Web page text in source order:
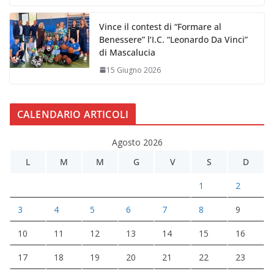
Vince il contest di “Formare al
Benessere” l’I.C. “Leonardo Da Vinci”
di Mascalucia
15 Giugno 2026
CALENDARIO ARTICOLI
Agosto 2026
L
M M G V S D
1 2
3 4 5 6 7 8 9
10 11 12 13 14 15 16
17 18 19 20 21 22 23